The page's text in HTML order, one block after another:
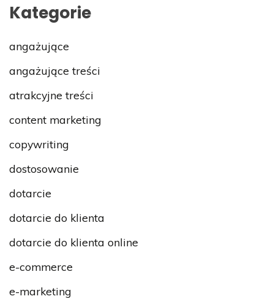
Kategorie
angażujące
angażujące treści
atrakcyjne treści
content marketing
copywriting
dostosowanie
dotarcie
dotarcie do klienta
dotarcie do klienta online
e-commerce
e-marketing